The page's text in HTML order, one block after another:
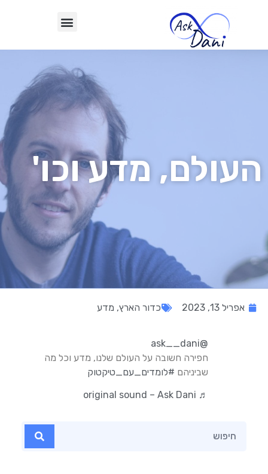
העולם, מדע וכו'
אפריל 13, 2023 כדור הארץ, מדע
@ask__dani
חפירה חשובה על העולם שלנו, מדע וכל מה
שביניהם #לומדים_עם_טיקטוק
♬ original sound – Ask Dani